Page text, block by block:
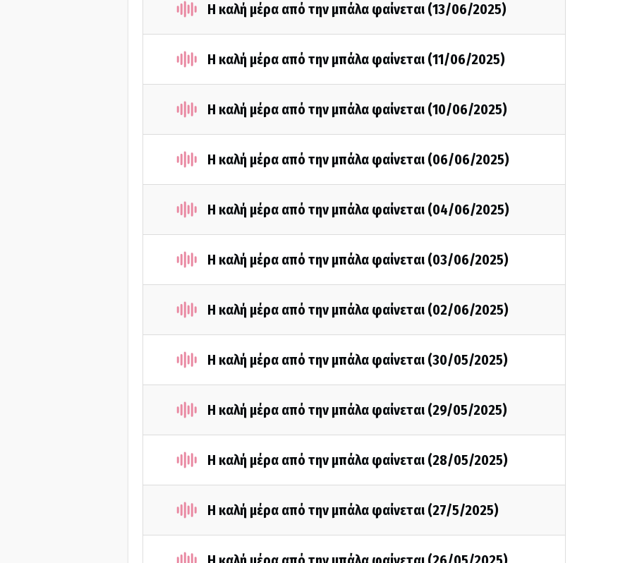
Η καλή μέρα από την μπάλα φαίνεται (13/06/2025)
Η καλή μέρα από την μπάλα φαίνεται (11/06/2025)
Η καλή μέρα από την μπάλα φαίνεται (10/06/2025)
Η καλή μέρα από την μπάλα φαίνεται (06/06/2025)
Η καλή μέρα από την μπάλα φαίνεται (04/06/2025)
Η καλή μέρα από την μπάλα φαίνεται (03/06/2025)
Η καλή μέρα από την μπάλα φαίνεται (02/06/2025)
Η καλή μέρα από την μπάλα φαίνεται (30/05/2025)
Η καλή μέρα από την μπάλα φαίνεται (29/05/2025)
Η καλή μέρα από την μπάλα φαίνεται (28/05/2025)
Η καλή μέρα από την μπάλα φαίνεται (27/5/2025)